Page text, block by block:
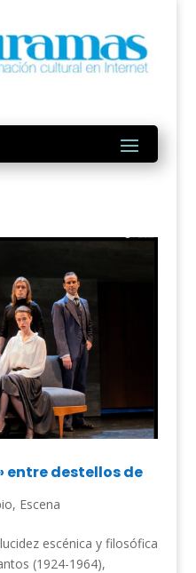
entre destellos de
, Escena
escénica y filosófica
(1924-1964),